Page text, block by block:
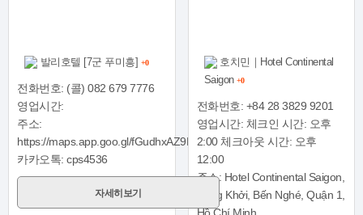
발리호텔 [7군 푸미흥] +0
전화번호: (콜) 082 679 7776
영업시간:
주소:
https://maps.app.goo.gl/fGudhxAZ9ETh2w3c6
카카오톡: cps4536
자세히보기
호치민｜Hotel Continental
Saigon +0
전화번호: +84 28 3829 9201
영업시간: 체크인 시간: 오후
2:00 체크아웃 시간: 오후
12:00
주소: Hotel Continental Saigon,
Đồng Khởi, Bến Nghé, Quận 1,
Hồ Chí Minh